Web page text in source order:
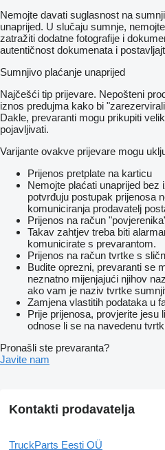
Nemojte davati suglasnost na
unaprijed. U slučaju sumnje,
zatražiti dodatne fotografije i
autentičnost dokumenata i
Sumnjivo plaćanje unaprijed
Najčešći tip prijevare. Nepošteni
iznos predujma kako bi
Dakle, prevaranti mogu prikupiti
pojavljivati.
Varijante ovakve prijevare mogu
Prijenos pretplate na karticu
Nemojte plaćati unaprijed bez
potvrđuju postupak prijenosa
komuniciranja prodavatelj
Prijenos na račun
Takav zahtjev treba biti
komunicirate s prevarantom.
Prijenos na račun tvrtke s
Budite oprezni, prevaranti se
neznatno mijenjajući njihov
ako vam je naziv tvrtke
Zamjena vlastitih podataka u
Prije prijenosa, provjerite jesu
odnose li se na navedenu
Pronašli ste prevaranta?
Javite nam
Kontakti prodavatelja
TruckParts Eesti OÜ